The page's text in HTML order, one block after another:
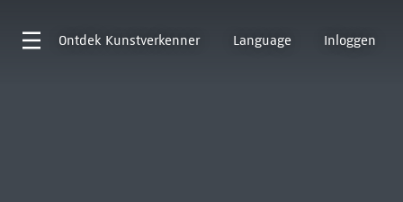
Ontdek Kunstverkenner Language Inloggen